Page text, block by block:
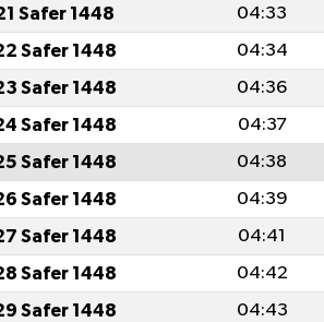
Safer 1448 04:33
Safer 1448 04:34
Safer 1448 04:36
Safer 1448 04:37
Safer 1448 04:38
Safer 1448 04:39
Safer 1448 04:41
Safer 1448 04:42
Safer 1448 04:43